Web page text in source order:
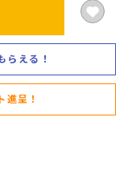
らえる！
呈！